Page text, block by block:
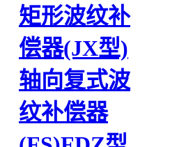
矩形波纹补
偿器(JX型)
轴向复式波
纹补偿器